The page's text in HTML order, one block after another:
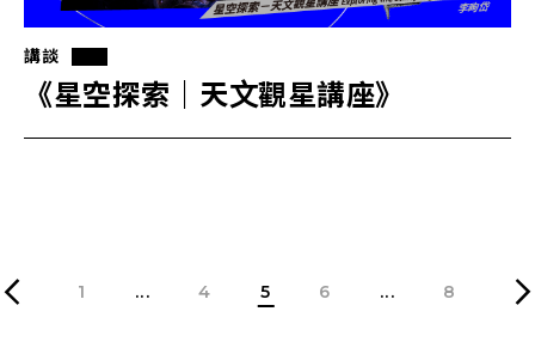
講談
《星空探索｜天文觀星講座》
1 ... 4 5 6 ... 8